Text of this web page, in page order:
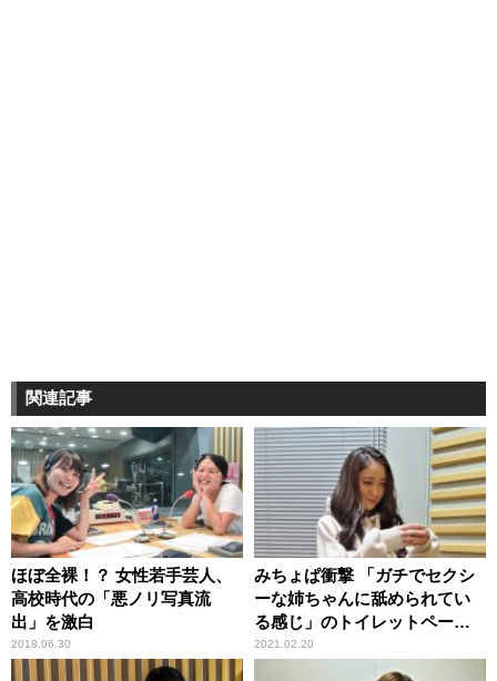
関連記事
ほぼ全裸！？ 女性若手芸人、
高校時代の「悪ノリ写真流
出」を激白
2018.06.30
みちょぱ衝撃 「ガチでセクシ
ーな姉ちゃんに舐められてい
る感じ」のトイレットペーパ
ーイラストを目にして
2021.02.20